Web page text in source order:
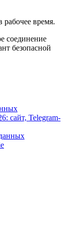
рабочее время.
соединение
безопасной
сайт, Telegram-